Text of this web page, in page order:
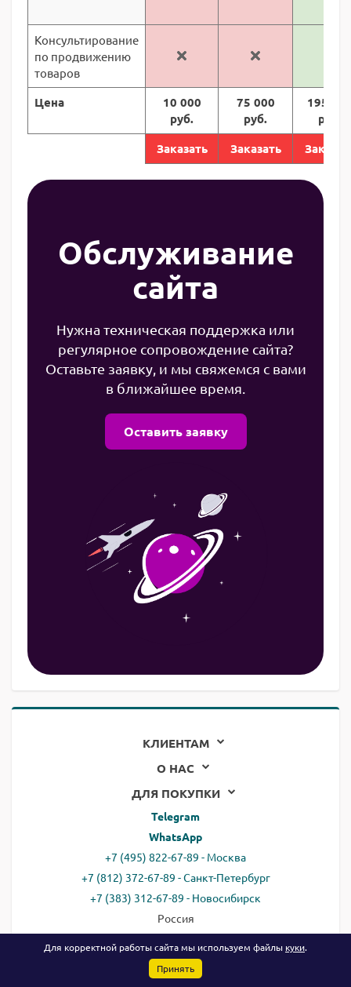
Консультирование
по продвижению
товаров
Цена
10 000
руб.
75 000
руб.
195
руб.
Заказать
Заказать
Обслуживание
сайта
Нужна техническая поддержка или
регулярное сопровождение сайта?
Оставьте заявку, и мы свяжемся с вами
в ближайшее время.
Оставить заявку
КЛИЕНТАМ
О НАС
ДЛЯ ПОКУПКИ
Telegram
WhatsApp
+7 (495) 822-67-89 - Москва
+7 (812) 372-67-89 - Санкт-Петербург
+7 (383) 312-67-89 - Новосибирск
Россия
email:all@ready.website
Для корректной работы сайта мы используем файлы куки.
Принять